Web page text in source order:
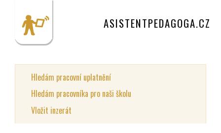
ASISTENTPEDAGOGA.CZ
Hledám pracovní uplatnění
Hledám pracovníka pro naši školu
Vložit inzerát